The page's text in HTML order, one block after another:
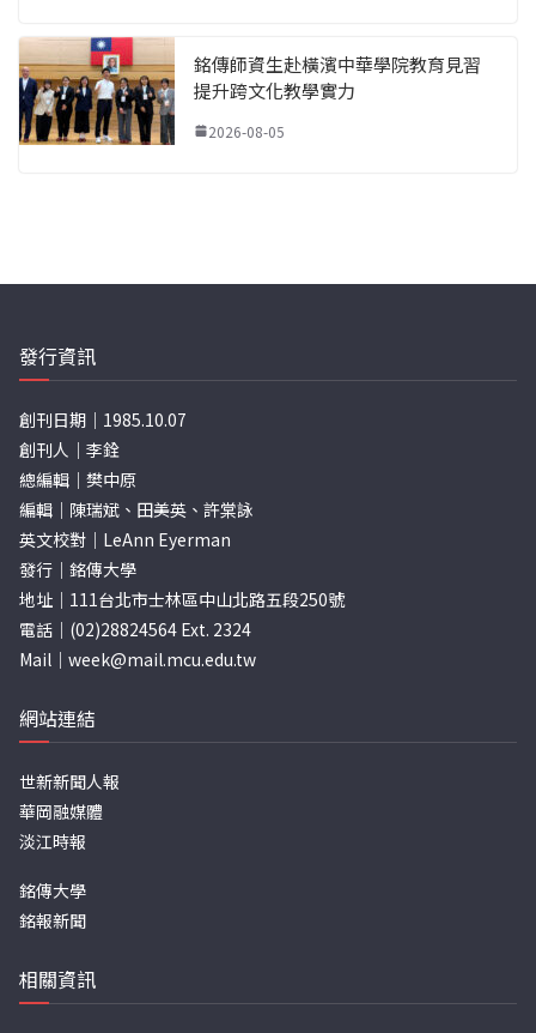
銘傳師資生赴橫濱中華學院教育見習
提升跨文化教學實力
2026-08-05
發行資訊
創刊日期｜1985.10.07
創刊人｜李銓
總編輯｜樊中原
編輯｜陳瑞斌、田美英、許棠詠
英文校對｜LeAnn Eyerman
發行｜銘傳大學
地址｜111台北市士林區中山北路五段250號
電話｜(02)28824564 Ext. 2324
Mail｜ week@mail.mcu.edu.tw
網站連結
世新新聞人報
華岡融媒體
淡江時報
銘傳大學
銘報新聞
相關資訊